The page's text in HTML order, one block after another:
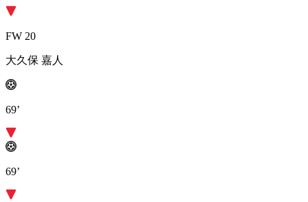
FW 20
大久保 嘉人
69’
69’